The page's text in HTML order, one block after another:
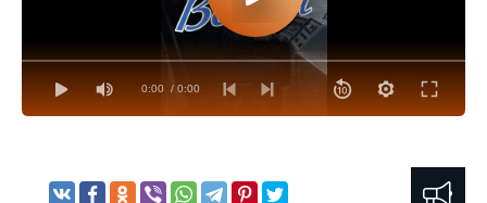
0:00 / 0:00